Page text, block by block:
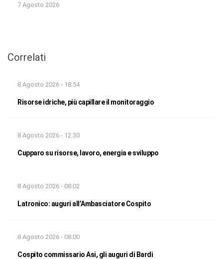
7 Agosto 2026
Correlati
8 Agosto 2026 - 18:54
Risorse idriche, più capillare il monitoraggio
8 Agosto 2026 - 12:30
Cupparo su risorse, lavoro, energia e sviluppo
8 Agosto 2026 - 08:02
Latronico: auguri all’Ambasciatore Cospito
8 Agosto 2026 - 08:00
Cospito commissario Asi, gli auguri di Bardi